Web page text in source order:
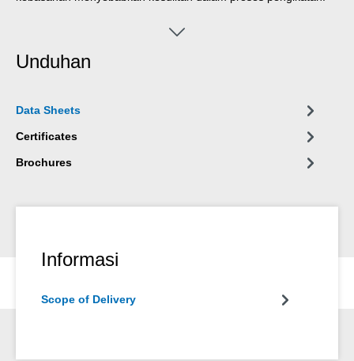
Unduhan
Data Sheets
Certificates
Brochures
Informasi
Scope of Delivery